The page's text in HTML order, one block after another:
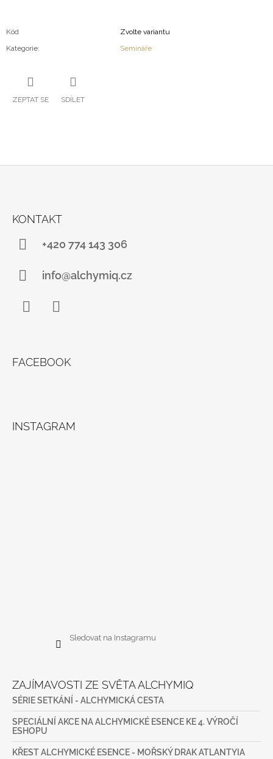
Kód
Zvolte variantu
Kategorie: Semináře
ZEPTAT SE SDÍLET
KONTAKT
+420 774 143 306
info@alchymiq.cz
FACEBOOK
INSTAGRAM
Sledovat na Instagramu
ZAJÍMAVOSTI ZE SVĚTA ALCHYMIQ
SÉRIE SETKÁNÍ - ALCHYMICKÁ CESTA
SPECIÁLNÍ AKCE NA ALCHYMICKÉ ESENCE KE 4. VÝROČÍ
ESHOPU
KŘEST ALCHYMICKÉ ESENCE - MOŘSKÝ DRAK ATLANTYIA